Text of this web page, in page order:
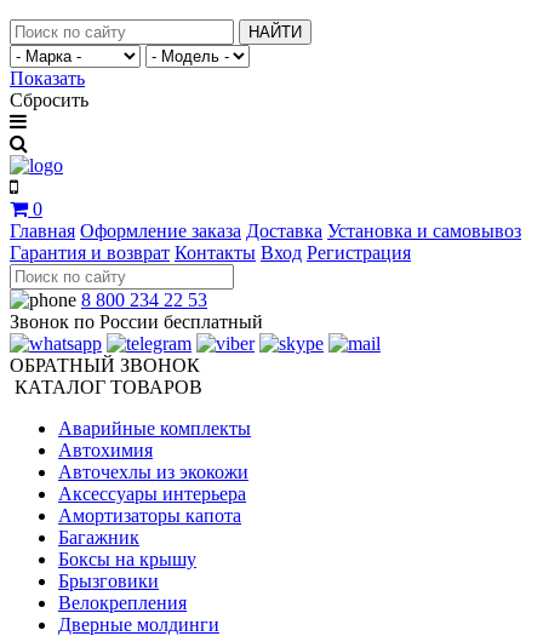
НАЙТИ
Показать
Сбросить
0
Главная Оформление заказа Доставка Установка и самовывоз
Гарантия и возврат Контакты Вход Регистрация
8 800 234 22 53
Звонок по России бесплатный
ОБРАТНЫЙ ЗВОНОК
КАТАЛОГ ТОВАРОВ
Аварийные комплекты
Автохимия
Авточехлы из экокожи
Аксессуары интерьера
Амортизаторы капота
Багажник
Боксы на крышу
Брызговики
Велокрепления
Дверные молдинги